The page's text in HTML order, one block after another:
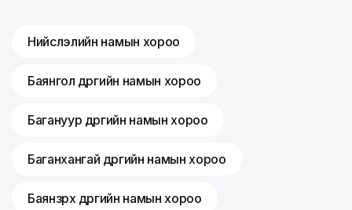
Нийслэлийн намын хороо
Баянгол дүүргийн намын хороо
Багануур дүүргийн намын хороо
Баганхангай дүүргийн намын хороо
Баянзүрх дүүргийн намын хороо